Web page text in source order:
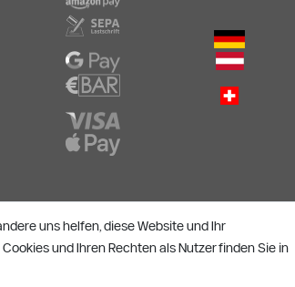
**)Gutscheinbedingungen
uns helfen, diese Website und Ihr
und Ihren Rechten als Nutzer finden Sie in